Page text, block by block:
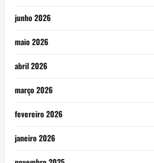
junho 2026
maio 2026
abril 2026
março 2026
fevereiro 2026
janeiro 2026